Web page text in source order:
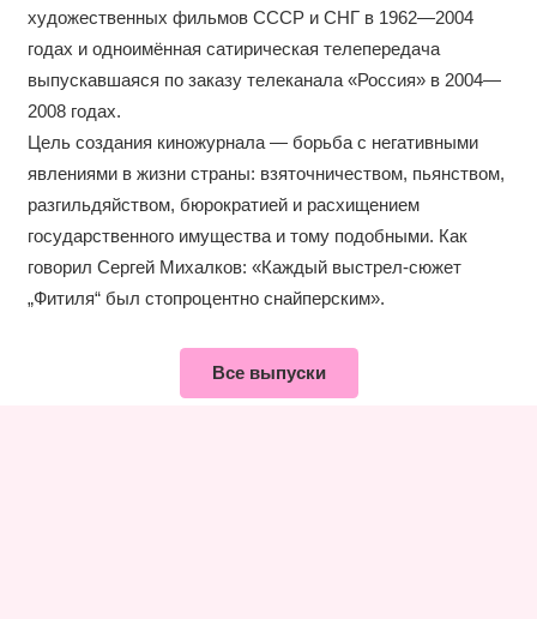
художественных фильмов СССР и СНГ в 1962—2004
годах и одноимённая сатирическая телепередача
выпускавшаяся по заказу телеканала «Россия» в 2004—
2008 годах.
Цель создания киножурнала — борьба с негативными
явлениями в жизни страны: взяточничеством, пьянством,
разгильдяйством, бюрократией и расхищением
государственного имущества и тому подобными. Как
говорил Сергей Михалков: «Каждый выстрел-сюжет
„Фитиля“ был стопроцентно снайперским».
Все выпуски